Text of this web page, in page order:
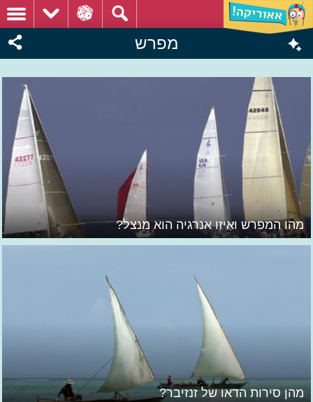
מפרש
מהו המפרש ואיזו אנרגיה הוא מנצל?
מהן סירות הדאו של זנזיבר?